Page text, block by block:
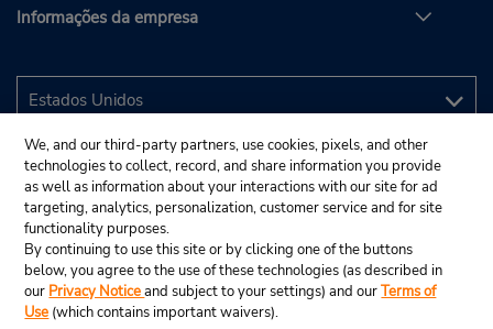
Informações da empresa
We, and our third-party partners, use cookies, pixels, and other
technologies to collect, record, and share information you provide
as well as information about your interactions with our site for ad
targeting, analytics, personalization, customer service and for site
functionality purposes.
By continuing to use this site or by clicking one of the buttons
below, you agree to the use of these technologies (as described in
our Privacy Noticeand subject to your settings) and ourTerms of
Use (which contains important waivers).